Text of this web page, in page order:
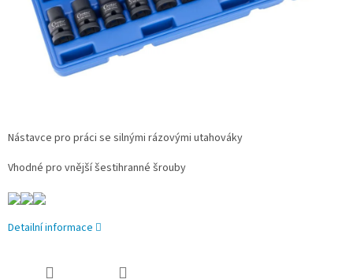
Nástavce pro práci se silnými rázovými utahováky
Vhodné pro vnější šestihranné šrouby
Detailní informace